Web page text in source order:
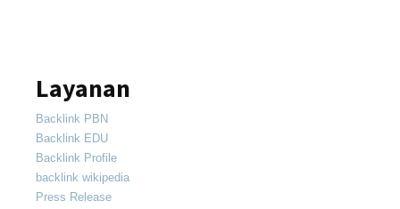
Layanan
Backlink PBN
Backlink EDU
Backlink Profile
backlink wikipedia
Press Release